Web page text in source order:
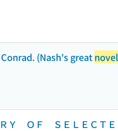
(Nash's great
Ｙ ＯＦ ＳＥＬＥＣＴ